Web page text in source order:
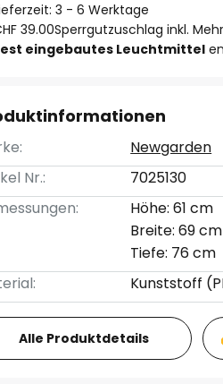
3 - 6 Werktage
39.00Sperrgutzuschlag inkl.
eingebautes Leuchtmittel
Newgarden
Nr.:
7025130
Höhe: 61 cm
Breite: 69 cm
Tiefe: 76 cm
Kunststoff
Alle Produktdetails